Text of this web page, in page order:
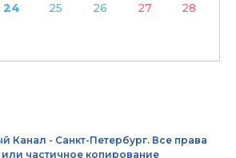
24 25 26 27
28
Канал - Санкт-Петербург. Все права
частичное копирование